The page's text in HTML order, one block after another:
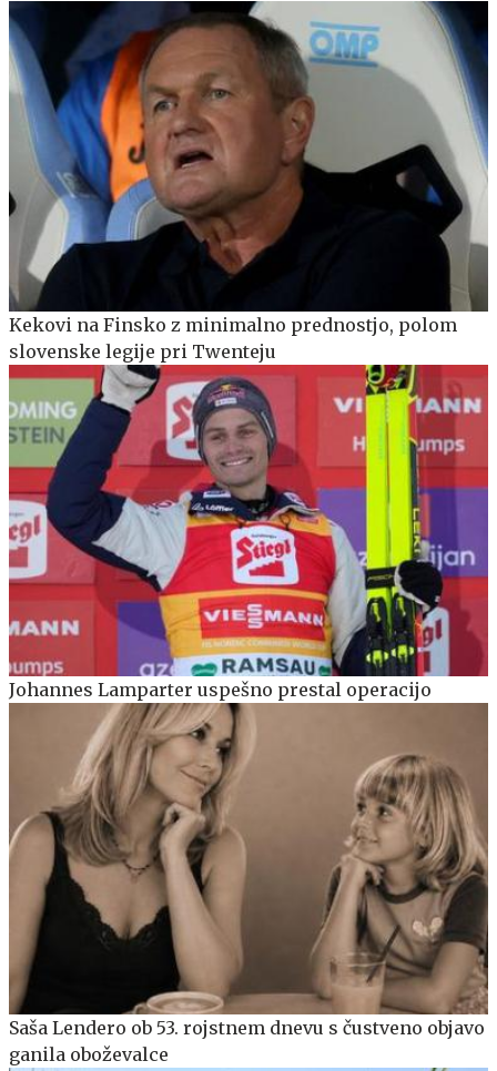
Kekovi na Finsko z minimalno prednostjo, polom
slovenske legije pri Twenteju
Johannes Lamparter uspešno prestal operacijo
Saša Lendero ob 53. rojstnem dnevu s čustveno objavo
ganila oboževalce